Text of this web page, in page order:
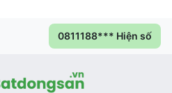
0811188*** Hiện số